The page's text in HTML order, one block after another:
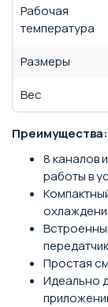
Рабочая
температура
Размеры
Вес
Преимущества:
8 каналов
работы в
Простая
Идеально